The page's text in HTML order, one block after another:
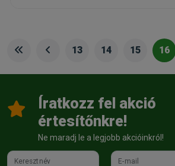
13 14 15 16
Íratkozz fel akció
értesítőnkre!
Ne maradj le a legjobb akcióinkról!
Keresztnév E-mail